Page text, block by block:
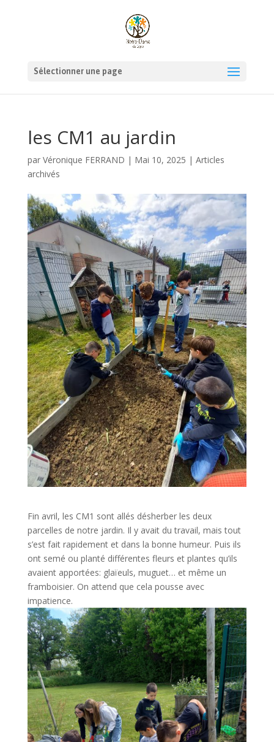
Sélectionner une page
les CM1 au jardin
par Véronique FERRAND | Mai 10, 2025 | Articles
archivés
Fin avril, les CM1 sont allés désherber les deux
parcelles de notre jardin. Il y avait du travail, mais tout
s’est fait rapidement et dans la bonne humeur. Puis ils
ont semé ou planté différentes fleurs et plantes qu’ils
avaient apportées: glaïeuls, muguet… et même un
framboisier. On attend que cela pousse avec
impatience.